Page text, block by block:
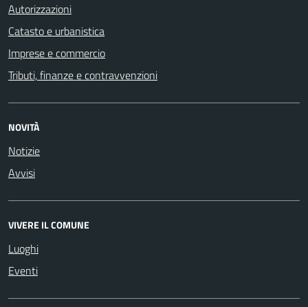
Autorizzazioni
Catasto e urbanistica
Imprese e commercio
Tributi, finanze e contravvenzioni
NOVITÀ
Notizie
Avvisi
VIVERE IL COMUNE
Luoghi
Eventi